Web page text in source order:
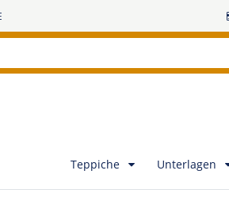
Teppiche Unterlagen